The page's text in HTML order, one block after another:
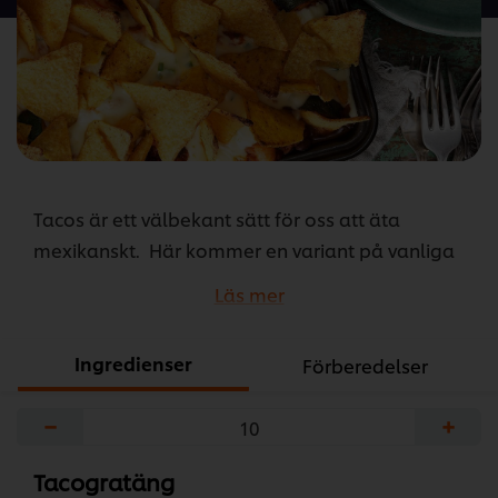
recipe
Tacos är ett välbekant sätt för oss att äta
mexikanskt. Här kommer en variant på vanliga
båda är ett vanligt tillbehör till exempelvis tacos
Läs mer
Ingredienser Förberedelser
− +
Tacogratäng